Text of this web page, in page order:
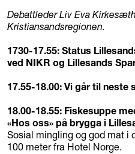
Debattleder Liv Eva
Kristiansandsregionen.
1730-17.55: Status
ved NIKR og Lillesands
17.55-18.00: Vi går til neste
18.00-18.55: Fiskesuppe
«Hos oss» på brygga i
Sosial mingling og god mat i
100 meter fra Hotel Norge.